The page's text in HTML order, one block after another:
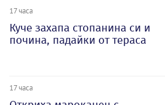
17 часа
Куче захапа стопанина си и
почина, падайки от тераса
17 часа